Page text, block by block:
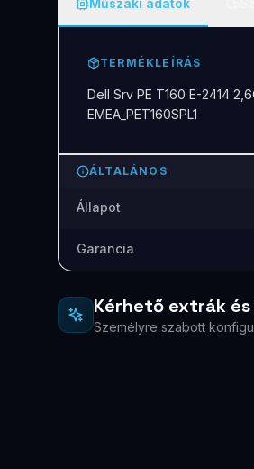
Műszaki adatok
TERMÉKLEÍRÁS
Dell Srv PE T160 E-2414
EMEA_PET160SPL1
ÁLTALÁNOS
Állapot
Garancia
Kérhető extrák
Személyre szabott